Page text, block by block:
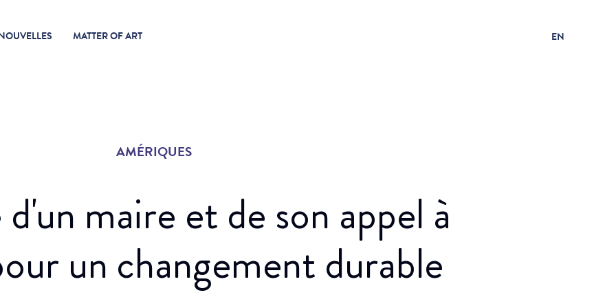
MATTER OF ART EN
AMÉRIQUES
maire et de son appel à
un changement durable